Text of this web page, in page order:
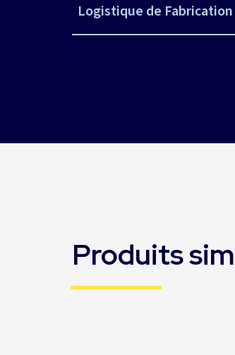
Logistique de Fabrication
Produits